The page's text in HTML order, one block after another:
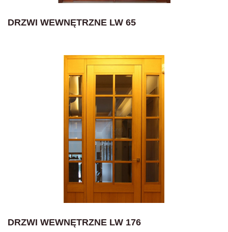
DRZWI WEWNĘTRZNE LW 65
DRZWI WEWNĘTRZNE LW 176